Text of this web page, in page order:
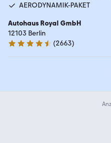
AERODYNAMIK-PAKET
Autohaus Royal GmbH
12103 Berlin
4.6 Sterne
(2663)